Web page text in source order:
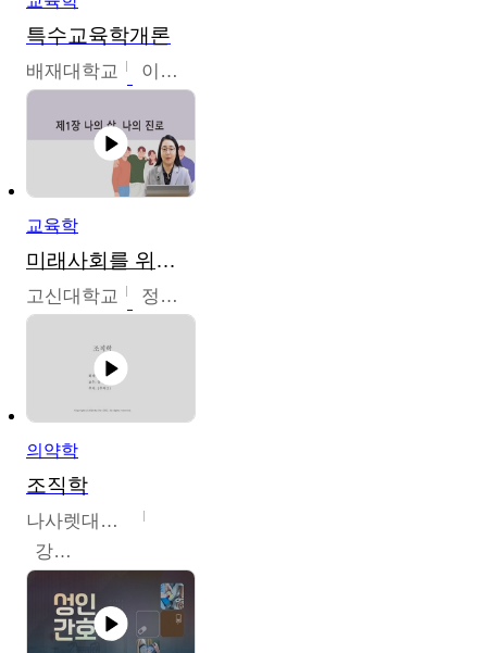
특수교육학개론
배재대학교 이현주
교육학
미래사회를 위한 진로 탐색 및 설계
고신대학교 정주영
의약학
조직학
나사렛대학교
강지언